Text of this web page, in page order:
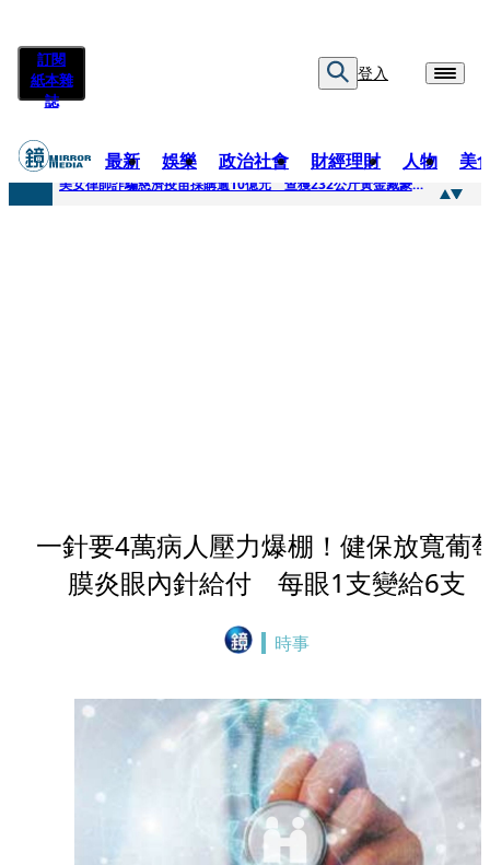
訂閱
紙本雜
誌
登入
最新 娛樂 政治社會 財經理財 人物 美
快訊
美女律師詐騙慈濟疫苗採購逾10億元 查獲232公斤黃金藏豪宅地板下
一針要4萬病人壓力爆棚！健保放寬葡
膜炎眼內針給付 每眼1支變給6支
時事